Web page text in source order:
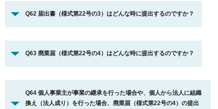
Q62 届出書（様式第22号の3）はどんな時に提出するのですか？
Q63 廃業届（様式第22号の4）はどんな時に提出するのですか？
Q64 個人事業主が事業の継承を行った場合や、個人から法人に組織
換え（法人成り）を行った場合、廃業届（様式第22号の4）の提出